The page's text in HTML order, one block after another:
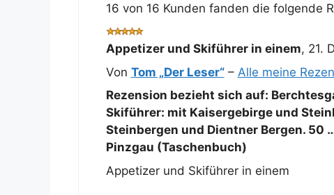
16 von 16 Kunden fanden die folgende
Appetizer und Skiführer in einem, 21.
Von Tom „Der Leser“– Alle meine
Rezension bezieht sich auf:
Skiführer: mit Kaisergebirge und
Steinbergen und Dientner Bergen. 50
Pinzgau (Taschenbuch)
Appetizer und Skiführer in einem